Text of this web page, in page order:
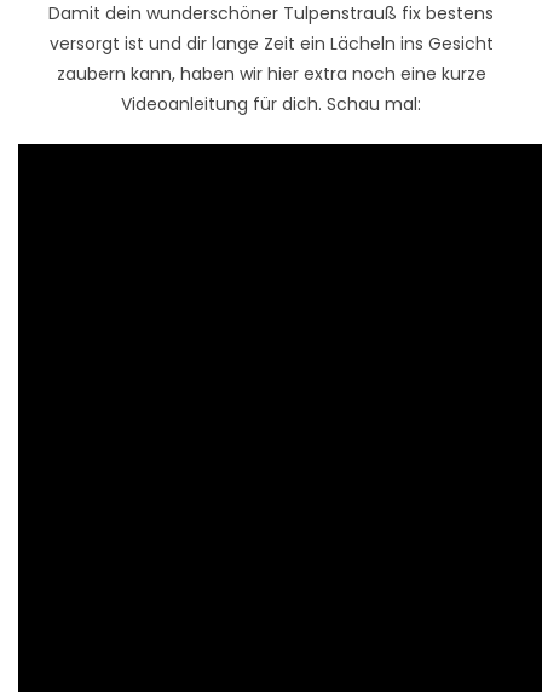
Damit dein wunderschöner Tulpenstrauß fix bestens
versorgt ist und dir lange Zeit ein Lächeln ins Gesicht
zaubern kann, haben wir hier extra noch eine kurze
Videoanleitung für dich. Schau mal: